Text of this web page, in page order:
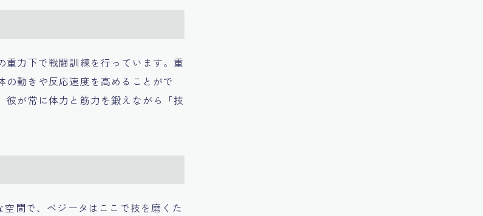
力下で戦闘訓練を行っています。重
動きや反応速度を高めることがで
が常に体力と筋力を鍛えながら「技
空間で、ベジータはここで技を磨くた